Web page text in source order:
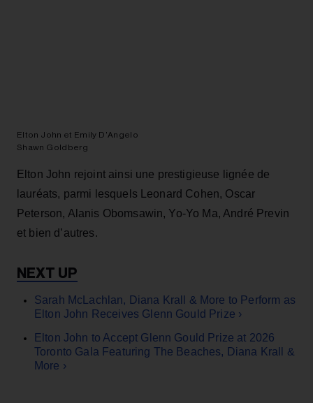
Elton John et Emily D'Angelo
Shawn Goldberg
Elton John rejoint ainsi une prestigieuse lignée de
lauréats, parmi lesquels Leonard Cohen, Oscar
Peterson, Alanis Obomsawin, Yo‑Yo Ma, André Previn
et bien d’autres.
Sarah McLachlan, Diana Krall & More to Perform as
Elton John Receives Glenn Gould Prize ›
Elton John to Accept Glenn Gould Prize at 2026
Toronto Gala Featuring The Beaches, Diana Krall &
More ›